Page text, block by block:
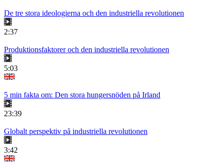
De tre stora ideologierna och den industriella revolutionen
2:37
Produktionsfaktorer och den industriella revolutionen
5:03
5 min fakta om: Den stora hungersnöden på Irland
23:39
Globalt perspektiv på industriella revolutionen
3:42